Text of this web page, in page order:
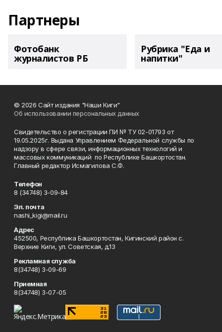
Партнеры
Фотобанк
журналистов РБ
Рубрика "Еда и
напитки"
© 2026 Сайт издания "Наши Киги"
Об использовании персональных данных
Свидетельство о регистрации ПИ № ТУ 02-01793 от
19.05.2025г. Выдана Управлением Федеральной службы по
надзору в сфере связи, информационных технологий и
массовых коммуникаций по Республике Башкортостан.
Главный редактор Исмагилова С.Ф.
Телефон
8 (34748) 3-09-84
Эл. почта
nashi_kigi@mail.ru
Адрес
452500, Республика Башкортостан, Кигинский район с.
Верхние Киги, ул. Советская, д.13
Рекламная служба
8(34748) 3-09-69
Приемная
8(34748) 3-07-05